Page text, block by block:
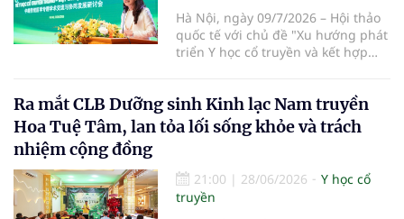
Hà Nội, ngày 09/7/2026 – Hội thảo
quốc tế với chủ đề "Xu hướng phát
triển Y học cổ truyền và kết hợp
– Dược Phenikaa. Sự kiện do Đại
học Phenikaa tổ chức, quy tụ gần
500 đại biểu là đại diện các cơ
viện cùng đông đảo chuyên gia,
nhà khoa học, bác sĩ và giảng viên
hàng đầu trong nước và quốc tế.
Ra mắt CLB Dưỡng sinh Kinh lạc Nam truyền
Hoa Tuệ Tâm, lan tỏa lối sống khỏe và trách
nhiệm cộng đồng
21:00 | 28/06/2026
Y học cổ
truyền